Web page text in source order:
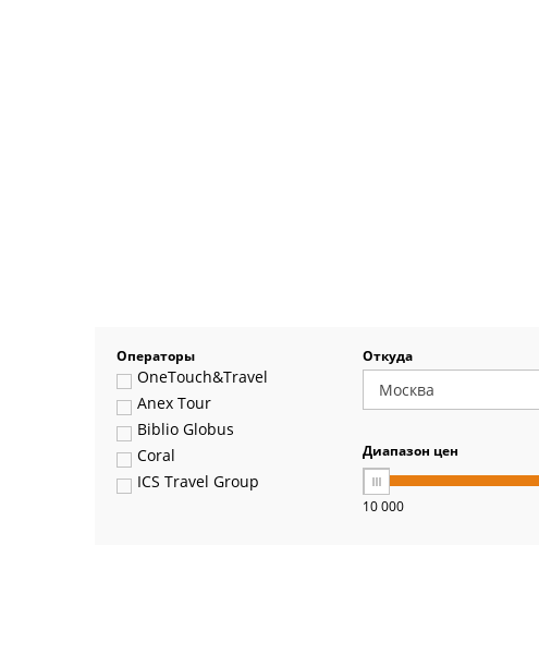
Операторы
OneTouch&Travel
Anex Tour
Biblio Globus
Coral
ICS Travel Group
Откуда
Диапазон цен
10 000